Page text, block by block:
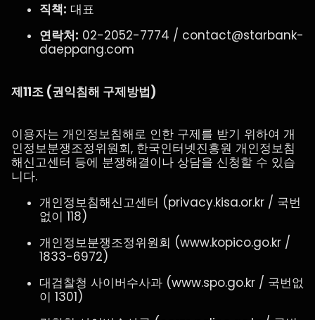
직책: 대표
연락처: 02-2052-7774 / contact@starbank-
daeppang.com
제11조 (권익침해 구제방법)
이용자는 개인정보침해로 인한 구제를 받기 위하여 개
인정보분쟁조정위원회, 한국인터넷진흥원 개인정보침
해신고센터 등에 분쟁해결이나 상담을 신청할 수 있습
니다.
개인정보침해신고센터 (privacy.kisa.or.kr / 국번
없이 118)
개인정보분쟁조정위원회 (www.kopico.go.kr /
1833-6972)
대검찰청 사이버수사과 (www.spo.go.kr / 국번없
이 1301)